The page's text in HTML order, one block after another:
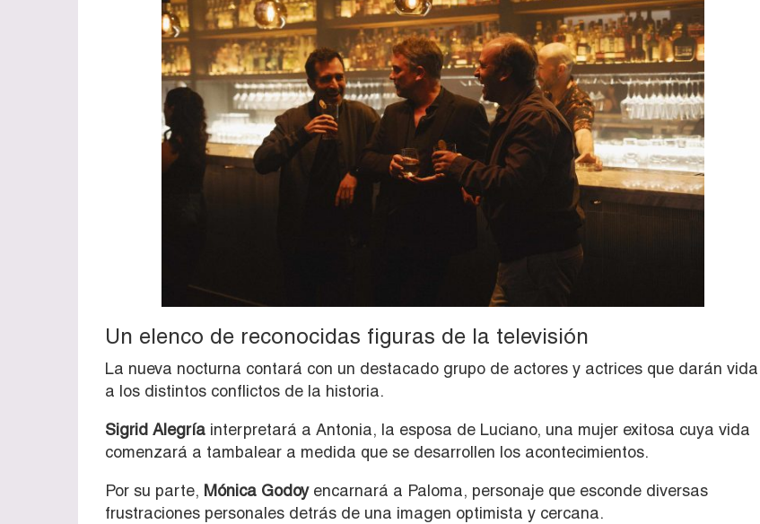
Un elenco de reconocidas figuras de la televisión
La nueva nocturna contará con un destacado grupo de actores y actrices que darán vida
a los distintos conflictos de la historia.
Sigrid Alegría interpretará a Antonia, la esposa de Luciano, una mujer exitosa cuya vida
comenzará a tambalear a medida que se desarrollen los acontecimientos.
Por su parte, Mónica Godoyencarnará a Paloma, personaje que esconde diversas
frustraciones personales detrás de una imagen optimista y cercana.